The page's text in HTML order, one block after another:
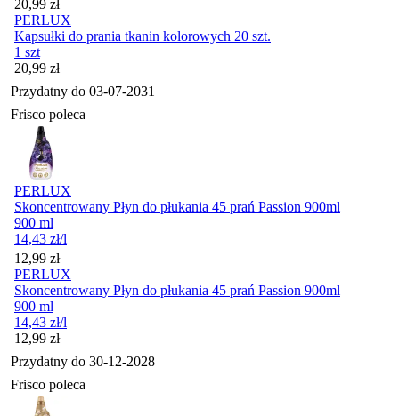
20,99 zł
PERLUX
Kapsułki do prania tkanin kolorowych 20 szt.
1 szt
Cena
20,99 zł
Przydatny do 03-07-2031
Frisco poleca
PERLUX
Skoncentrowany Płyn do płukania 45 prań Passion 900ml
900 ml
14,43 zł/l
Cena
12,99 zł
PERLUX
Skoncentrowany Płyn do płukania 45 prań Passion 900ml
900 ml
14,43 zł/l
Cena
12,99 zł
Przydatny do 30-12-2028
Frisco poleca